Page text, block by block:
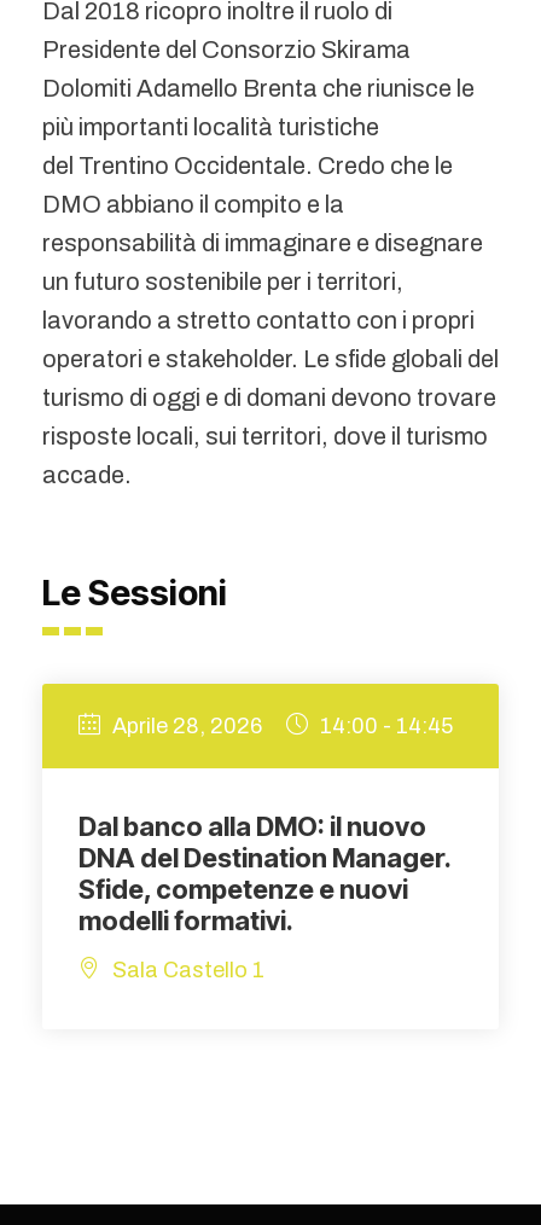
Dal 2018 ricopro inoltre il ruolo di
Presidente del Consorzio Skirama
Dolomiti Adamello Brenta che riunisce le
più importanti località turistiche
del Trentino Occidentale. Credo che le
DMO abbiano il compito e la
responsabilità di immaginare e disegnare
un futuro sostenibile per i territori,
lavorando a stretto contatto con i propri
operatori e stakeholder. Le sfide globali del
turismo di oggi e di domani devono trovare
risposte locali, sui territori, dove il turismo
accade.
Le Sessioni
Aprile 28, 2026 14:00 - 14:45
Dal banco alla DMO: il nuovo
DNA del Destination Manager.
Sfide, competenze e nuovi
modelli formativi.
Sala Castello 1